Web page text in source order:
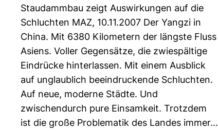
Staudammbau zeigt Auswirkungen auf die
Schluchten MAZ, 10.11.2007 Der Yangzi in
China. Mit 6380 Kilometern der längste Fluss
Asiens. Voller Gegensätze, die zwiespältige
Eindrücke hinterlassen. Mit einem Ausblick
auf unglaublich beeindruckende Schluchten.
Auf neue, moderne Städte. Und
zwischendurch pure Einsamkeit. Trotzdem
ist die große Problematik des Landes immer…